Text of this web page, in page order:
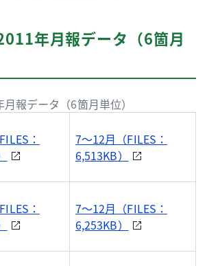
年月報データ（6箇月
報データ（6箇月単位）
：
7～12月（FILES：
6,513KB）
：
7～12月（FILES：
6,253KB）